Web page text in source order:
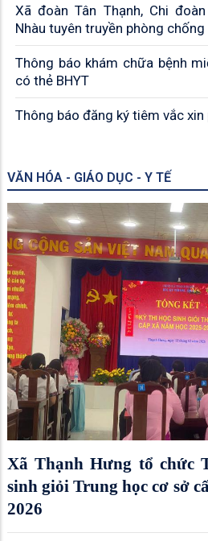
Xã đoàn Tân Thạnh, Chi
Nhàu tuyên truyền phòng chống
Thông báo khám chữa bệnh
có thẻ BHYT
Thông báo đăng ký tiêm vắc
VĂN HÓA - GIÁO DỤC - Y TẾ
Xã Thạnh Hưng tổ chức
sinh giỏi Trung học cơ sở
2026